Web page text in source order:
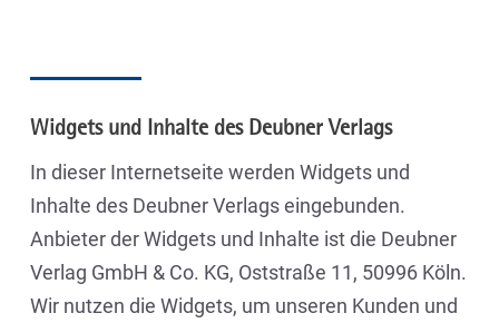
Widgets und Inhalte des Deubner Verlags
In dieser Internetseite werden Widgets und
Inhalte des Deubner Verlags eingebunden.
Anbieter der Widgets und Inhalte ist die Deubner
Verlag GmbH & Co. KG, Oststraße 11, 50996 Köln.
Wir nutzen die Widgets, um unseren Kunden und